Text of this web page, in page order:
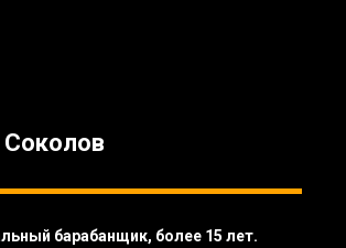
Соколов
барабанщик, более 15 лет.